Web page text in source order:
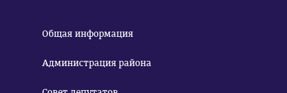
Общая информация
Администрация района